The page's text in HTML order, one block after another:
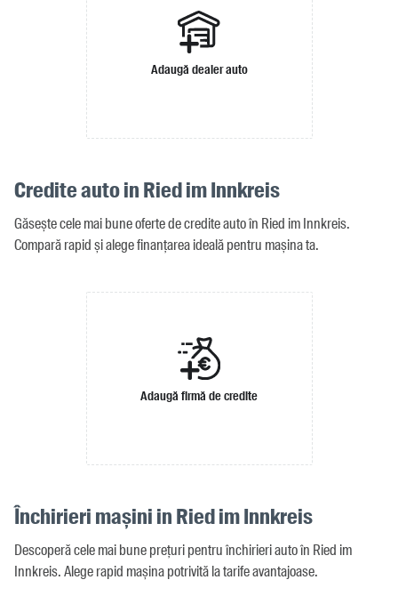
Adaugă dealer auto
Credite auto in Ried im Innkreis
Găsește cele mai bune oferte de credite auto în Ried im Innkreis.
Compară rapid și alege finanțarea ideală pentru mașina ta.
Adaugă firmă de credite
Închirieri mașini in Ried im Innkreis
Descoperă cele mai bune prețuri pentru închirieri auto în Ried im
Innkreis. Alege rapid mașina potrivită la tarife avantajoase.